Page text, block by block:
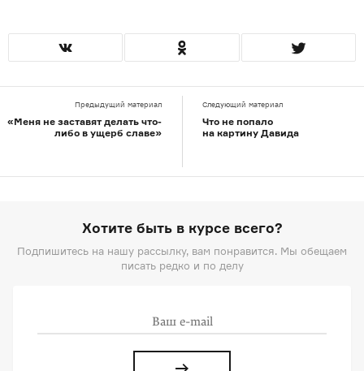
Предыдущий материал
«Меня не заставят делать что-
либо в ущерб славе»
Следующий материал
Что не попало
на картину Давида
Хотите быть в курсе всего?
Подпишитесь на нашу рассылку, вам понравится. Мы обещаем
писать редко и по делу